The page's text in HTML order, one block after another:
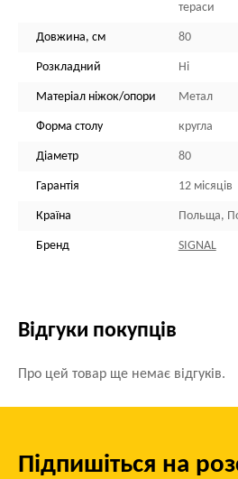
тераси
Довжина, см 80
Розкладний Ні
Матеріал ніжок/опори Метал
Форма столу кругла
Діаметр 80
Гарантія 12 місяців
Країна Польща,
Бренд SIGNAL
Відгуки покупців
Про цей товар ще немає відгуків.
Підпишіться на